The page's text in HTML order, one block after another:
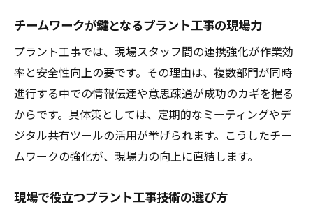
チームワークが鍵となるプラント工事の現場力
プラント工事では、現場スタッフ間の連携強化が作業効
率と安全性向上の要です。その理由は、複数部門が同時
進行する中での情報伝達や意思疎通が成功のカギを握る
からです。具体策としては、定期的なミーティングやデ
ジタル共有ツールの活用が挙げられます。こうしたチー
ムワークの強化が、現場力の向上に直結します。
現場で役立つプラント工事技術の選び方